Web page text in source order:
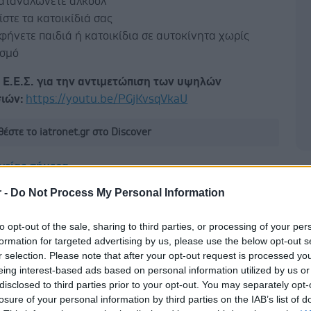
- Do Not Process My Personal Information
opt-out of the sale, sharing to third parties, or processing of your
for targeted advertising by us, please use the below opt-out
selection. Please note that after your opt-out request is processed
interest-based ads based on personal information utilized by us
to third parties prior to your opt-out. You may separately
of your personal information by third parties on the IAB’s list of
τα κατοικίδιά σας
παιδιά ή κατοικίδια σε αυτοκίνητα χωρίς
Ε.Ε.Σ. για την αντιμετώπιση των υψηλών
https://youtu.be/PGjKvsqVkaU
το iatronet.gr στο Discover
σήμερα
στη Ρόδο: ''Σε ενάμιση χρόνο, το νοσοκομείο θα
προσωπικού
χαμηλών λιπαρών βοηθά στην απώλεια βάρους
η ποσότητα του φαγητού [μελέτη]
φάρμακο για τη ναρκοληψία